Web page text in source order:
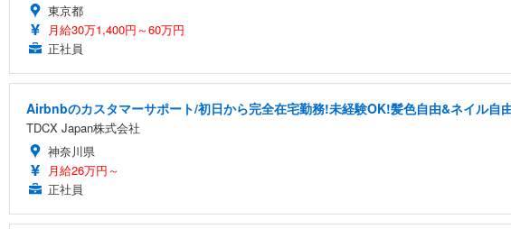
東京都
月給30万1,400円～60万円
正社員
Airbnbのカスタマーサポート/初日から完全在宅勤務!未経験OK!髪色自由&ネイル自
TDCX Japan株式会社
神奈川県
月給26万円～
正社員